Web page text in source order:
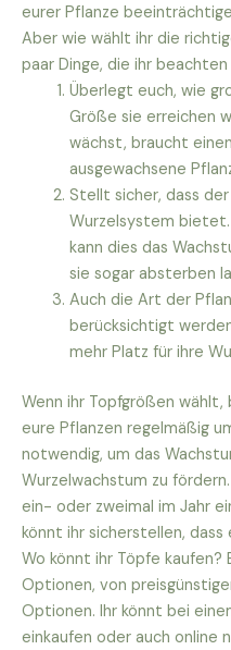
eurer Pflanze
Aber wie wählt ihr die
paar Dinge, die ihr
Überlegt euch, wie
Größe sie erreichen
wächst, braucht
ausgewachsene
Stellt sicher, dass
Wurzelsystem bietet.
kann dies das
sie sogar absterben
Auch die Art der
berücksichtigt
mehr Platz für ihre
Wenn ihr Topfgrößen
eure Pflanzen regelmäßig
notwendig, um das
Wurzelwachstum zu
ein- oder zweimal im Jahr
könnt ihr sicherstellen,
Wo könnt ihr Töpfe
Optionen, von
Optionen. Ihr könnt bei
einkaufen oder auch online